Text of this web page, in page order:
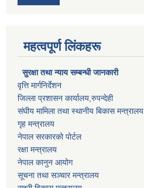
महत्वपूर्ण लिंकहरू
सुरक्षा तथा न्याय सम्बन्धी जानकारी
वृत्ति मार्गनिर्देशन
जिल्ला प्रशासन कार्यालय,रुपन्देही
संघीय मामिला तथा स्थानीय बिकास मन्त्रालय
गृह मन्त्रालय
नेपाल सरकारको पोर्टल
रक्षा मन्त्रालय
नेपाल कानुन आयोग
सूचना तथा सञ्चार मन्त्रालय